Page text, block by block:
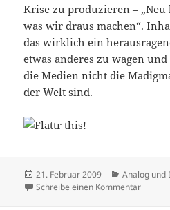
Krise zu produzieren –
was wir draus machen“.
das wirklich ein
etwas anderes zu wagen
die Medien nicht die
der Welt sind.
Veröffentlicht
am
21. Februar 2009 Kategorien
Analog und
Schreibe einen Kommentarzu